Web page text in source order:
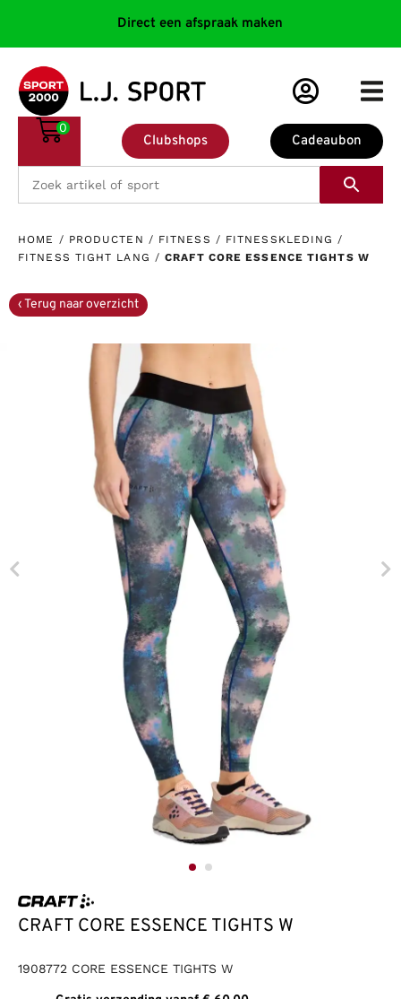
Direct een afspraak maken
Cadeaubon
Clubshops
0
HOME / PRODUCTEN / FITNESS / FITNESSKLEDING /
FITNESS TIGHT LANG /CRAFT CORE ESSENCE TIGHTS W
CRAFT CORE ESSENCE TIGHTS W
1908772 CORE ESSENCE TIGHTS W